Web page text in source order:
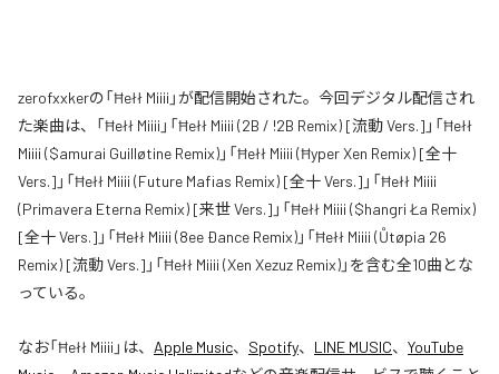
zerofxxkerの「Ħełł Miiii」が配信開始された。今回デジタル配信され
た楽曲は、「Ħełł Miiii」「Ħełł Miiii (2B / !2B Remix) [流動 Vers.]」「Ħełł
Miiii ($amurai Guilløtine Remix)」「Ħełł Miiii (Ħyper Xen Remix) [全十
Vers.]」「Ħełł Miiii (Future Mafias Remix) [全十 Vers.]」「Ħełł Miiii
(Primavera Eterna Remix) [来世 Vers.]」「Ħełł Miiii ($hangri Ła Remix)
[全十 Vers.]」「Ħełł Miiii (8ee Ðance Remix)」「Ħełł Miiii (Ůtøpia 26
Remix) [流動 Vers.]」「Ħełł Miiii (Xen Xezuz Remix)」を含む全10曲とな
っている。
なお「Ħełł Miiii 」は、 Apple Music、 Spotify、 LINE MUSIC、 YouTube